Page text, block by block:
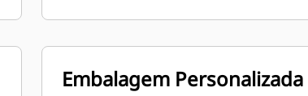
Embalagem Personalizada